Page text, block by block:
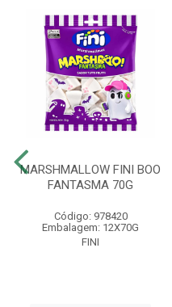
MARSHMALLOW FINI BOO
FANTASMA 70G
Código: 978420
Embalagem: 12X70G
FINI